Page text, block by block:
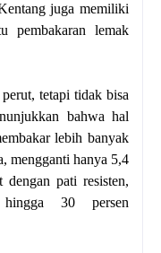
juga memiliki
pembakaran lemak
tetapi tidak bisa
bahwa hal
lebih banyak
mengganti hanya 5,4
dengan pati resisten,
hingga 30 persen